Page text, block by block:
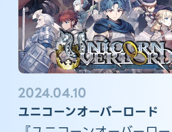
2024.04.10
ユニコーンオーバーロード